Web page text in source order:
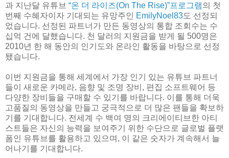
과 지난달 유튜브 “온 더 라이즈(On The Rise)”프로그램의 첫
번째 수혜자이자 기대되는 유망주인
EmilyNoel83도 선정되
었습니다. 선정된 파트너가 만든 동영상의 통합 조회수는 수
십억 건에 달했습니다. 천 달러의 지원금을 받게 될 500명은
2010년 한 해 동안의 인기도와 온라인 활동을 바탕으로 선정
됐습니다.
이번 지원금을 통해 세계에서 가장 인기 있는 유튜브 파트너
들이 새로운 카메라, 음향 및 조명 장비, 편집 소프트웨어 등
다양한 장비들을 구매할 수 있기를 바랍니다. 이를 통해 더욱
고품질의 동영상을 만들고 궁극적으로 더 많은 팬들을 확보하
기를 기대합니다. 전세계 수 백여 명의 크리에이티브한 아티
스트들은 자신의 능력을 보여주기 위한 수단으로 글로벌 플랫
폼인 유튜브를 활용하고 있으며, 이 같은 숫자가 계속해서 늘
어나기를 기대합니다.